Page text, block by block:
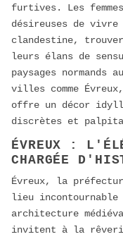
furtives. Les
désireuses de vivre
clandestine,
leurs élans de
paysages
villes comme
offre un décor
discrètes et
ÉVREUX :
CHARGÉE
Évreux, la
lieu incontournable
architecture
invitent à la